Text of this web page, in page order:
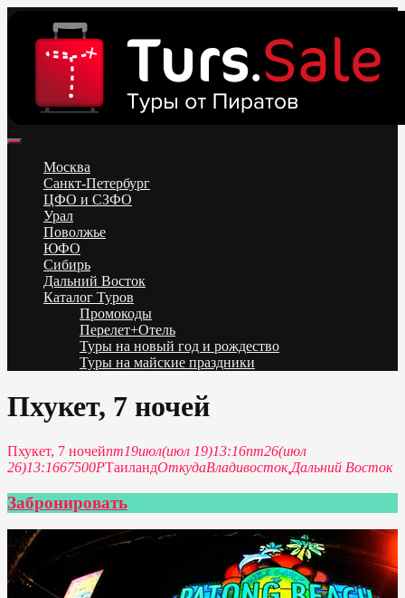
content
Низкие цены на путевки 3-7-10 ночей все включено, отдых на
море. Распродажа экскурсионных и горнолыжных туров.
Обновление каждый день. Официальный сайт Тур Сейл
Москва
Санкт-Петербург
ЦФО и СЗФО
Урал
Поволжье
ЮФО
Сибирь
Дальний Восток
Каталог Туров
Промокоды
Перелет+Отель
Туры на новый год и рождество
Туры на майские праздники
Пхукет, 7 ночей
Пхукет, 7 ночейпт19июл(июл 19)13:16пт26(июл
26)13:1667500РТаиландОткудаВладивосток, Дальний Восток
Забронировать